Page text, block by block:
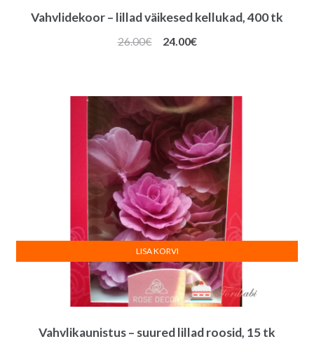
Vahvlidekoor – lillad väikesed kellukad, 400 tk
26.00€
Algne
24.00€Praegune
Vahvlikaunistus – suured lillad roosid, 15 tk
LISA KORVI